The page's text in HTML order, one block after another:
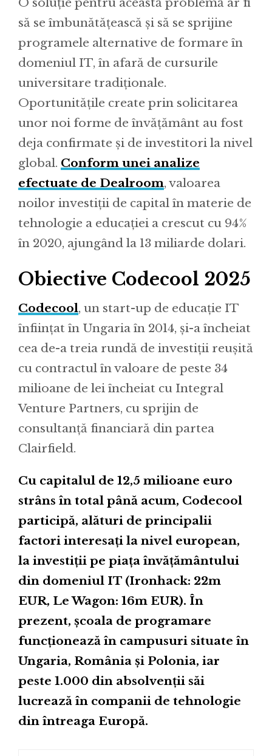
să se îmbunătățească și să se sprijine
programele alternative de formare în
domeniul IT, în afară de cursurile
universitare tradiționale.
Oportunitățile create prin solicitarea
unor noi forme de învățământ au fost
deja confirmate și de investitori la nivel
global. Conform unei analize
efectuate de Dealroom, valoarea
noilor investiții de capital în materie de
tehnologie a educației a crescut cu 94%
în 2020, ajungând la 13 miliarde dolari.
Obiective Codecool 2025
Codecool, un start-up de educație IT
înființat în Ungaria în 2014, și-a încheiat
cea de-a treia rundă de investiții reușită
cu contractul în valoare de peste 34
milioane de lei încheiat cu Integral
Venture Partners, cu sprijin de
consultanță financiară din partea
Clairfield.
Cu capitalul de 12,5 milioane euro
strâns în total până acum, Codecool
participă, alături de principalii
factori interesați la nivel european,
la investiții pe piața învățământului
din domeniul IT (Ironhack: 22m
EUR, Le Wagon: 16m EUR). În
prezent, școala de programare
funcționează în campusuri situate în
Ungaria, România și Polonia, iar
peste 1.000 din absolvenții săi
lucrează în companii de tehnologie
din întreaga Europă.